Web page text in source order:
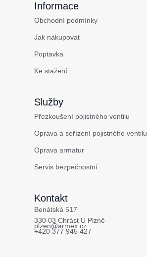
Informace
Obchodní podmínky
Jak nakupovat
Poptavka
Ke stažení
Služby
Přezkoušení pojistného ventilu
Oprava a seřízení pojistného ventilu
Oprava armatur
Servis bezpečnostní
Kontakt
Benátská 517
330 03 Chrást U Plzně
plzen@armex.cz
+420 377 945 427